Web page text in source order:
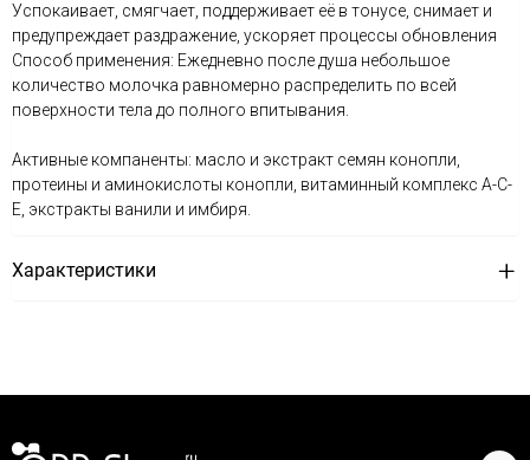
Успокаивает, смягчает, поддерживает её в тонусе, снимает и
предупреждает раздражение, ускоряет процессы обновления
Способ применения: Ежедневно после душа небольшое
количество молочка равномерно распределить по всей
поверхности тела до полного впитывания.
Активные компаненты: масло и экстракт семян конопли,
протеины и аминокислоты конопли, витаминный комплекс A-C-
E, экстракты ванили и имбиря.
Характеристики